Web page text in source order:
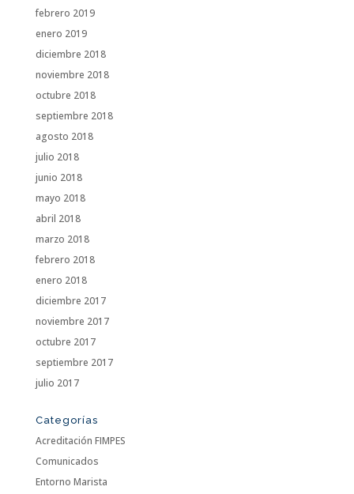
febrero 2019
enero 2019
diciembre 2018
noviembre 2018
octubre 2018
septiembre 2018
agosto 2018
julio 2018
junio 2018
mayo 2018
abril 2018
marzo 2018
febrero 2018
enero 2018
diciembre 2017
noviembre 2017
octubre 2017
septiembre 2017
julio 2017
Categorías
Acreditación FIMPES
Comunicados
Entorno Marista